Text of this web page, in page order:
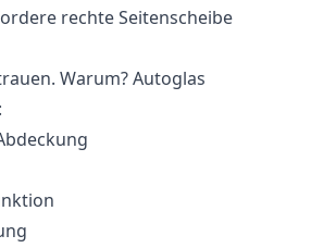
Warum? Autoglas